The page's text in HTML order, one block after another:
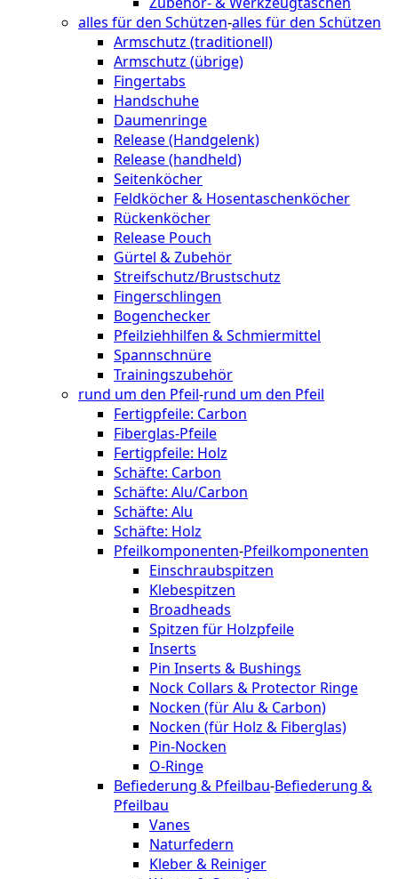
alles für den Schützen-alles für den Schützen
Armschutz (traditionell)
Armschutz (übrige)
Fingertabs
Handschuhe
Daumenringe
Release (Handgelenk)
Release (handheld)
Seitenköcher
Feldköcher & Hosentaschenköcher
Rückenköcher
Release Pouch
Gürtel & Zubehör
Streifschutz/Brustschutz
Fingerschlingen
Bogenchecker
Pfeilziehhilfen & Schmiermittel
Spannschnüre
Trainingszubehör
rund um den Pfeil-rund um den Pfeil
Fertigpfeile: Carbon
Fiberglas-Pfeile
Fertigpfeile: Holz
Schäfte: Carbon
Schäfte: Alu/Carbon
Schäfte: Alu
Schäfte: Holz
Pfeilkomponenten-Pfeilkomponenten
Einschraubspitzen
Klebespitzen
Broadheads
Spitzen für Holzpfeile
Inserts
Pin Inserts & Bushings
Nock Collars & Protector Ringe
Nocken (für Alu & Carbon)
Nocken (für Holz & Fiberglas)
Pin-Nocken
O-Ringe
Befiederung & Pfeilbau-Befiederung &
Pfeilbau
Vanes
Naturfedern
Kleber & Reiniger